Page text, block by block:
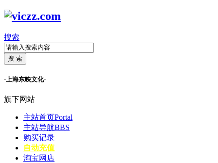
搜索
搜 索
-上海东映文化-
旗下网站
主站首页Portal
主站导航BBS
购买记录
自动充值
淘宝网店